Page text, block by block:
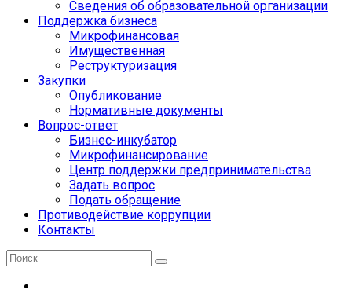
Сведения об образовательной организации
Поддержка бизнеса
Микрофинансовая
Имущественная
Реструктуризация
Закупки
Опубликование
Нормативные документы
Вопрос-ответ
Бизнес-инкубатор
Микрофинансирование
Центр поддержки предпринимательства
Задать вопрос
Подать обращение
Противодействие коррупции
Контакты